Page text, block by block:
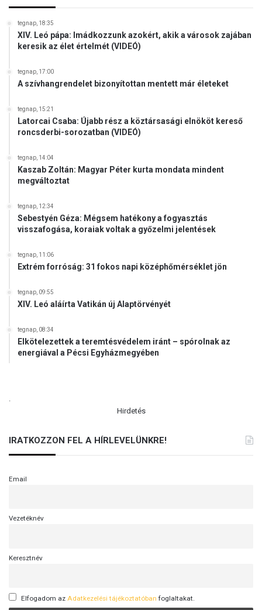
tegnap, 18:35
XIV. Leó pápa: Imádkozzunk azokért, akik a városok zajában
keresik az élet értelmét (VIDEÓ)
tegnap, 17:00
A szívhangrendelet bizonyítottan mentett már életeket
tegnap, 15:21
Latorcai Csaba: Újabb rész a köztársasági elnököt kereső
roncsderbi-sorozatban (VIDEÓ)
tegnap, 14:04
Kaszab Zoltán: Magyar Péter kurta mondata mindent
megváltoztat
tegnap, 12:34
Sebestyén Géza: Mégsem hatékony a fogyasztás
visszafogása, koraiak voltak a győzelmi jelentések
tegnap, 11:06
Extrém forróság: 31 fokos napi középhőmérséklet jön
tegnap, 09:55
XIV. Leó aláírta Vatikán új Alaptörvényét
tegnap, 08:34
Elkötelezettek a teremtésvédelem iránt – spórolnak az
energiával a Pécsi Egyházmegyében
Hirdetés
IRATKOZZON FEL A HÍRLEVELÜNKRE!
Email
Vezetéknév
Keresztnév
Elfogadom az Adatkezelési tájékoztatóban foglaltakat.